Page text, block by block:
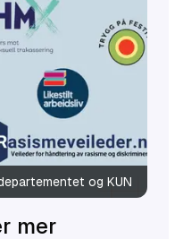
og KUN
mer